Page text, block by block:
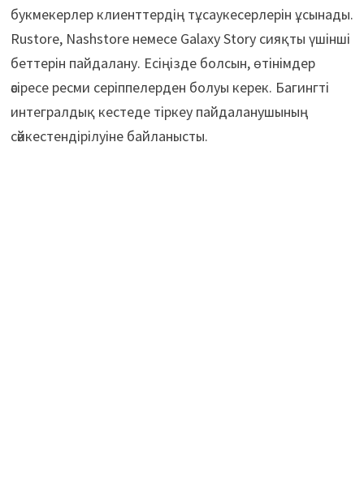
букмекерлер клиенттердің тұсаукесерлерін ұсынады.
Rustore, Nashstore немесе Galaxy Story сияқты үшінші
беттерін пайдалану. Есіңізде болсын, өтінімдер
әсіресе ресми серіппелерден болуы керек. Багингті
интегралдық кестеде тіркеу пайдаланушының
сәйкестендірілуіне байланысты.